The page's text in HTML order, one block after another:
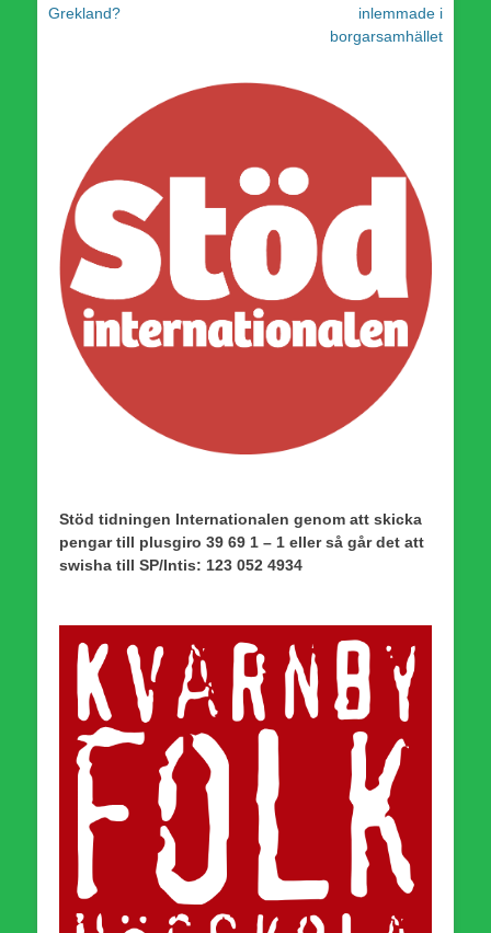
inlägg:
Grekland?
inlemmade i
borgarsamhället
Stöd tidningen Internationalen genom att skicka
pengar till plusgiro 39 69 1 – 1 eller så går det att
swisha till SP/Intis: 123 052 4934